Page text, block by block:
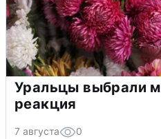
Уральцы выбрали
реакция
7 августа 0